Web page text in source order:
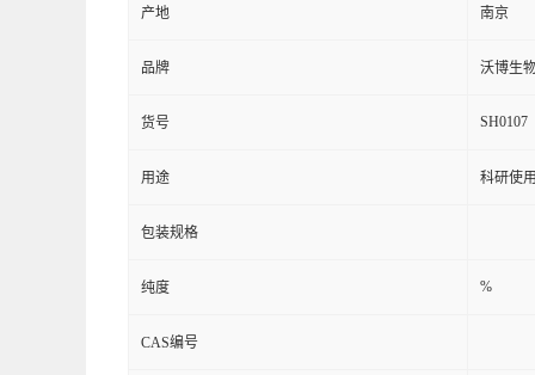
产地 南京
品牌 沃博生
货号 SH0107
用途 科研使
包装规格
纯度 %
CAS编号